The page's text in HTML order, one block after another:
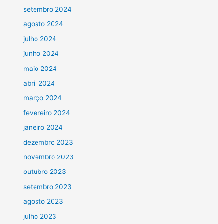
setembro 2024
agosto 2024
julho 2024
junho 2024
maio 2024
abril 2024
março 2024
fevereiro 2024
janeiro 2024
dezembro 2023
novembro 2023
outubro 2023
setembro 2023
agosto 2023
julho 2023